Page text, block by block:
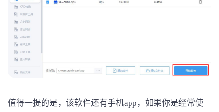
值得一提的是，该软件还有手机app，如果你是经常使